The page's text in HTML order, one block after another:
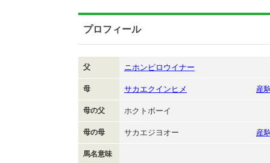
プロフィール
父 ニホンピロウイナー
母 サカエクインヒメ 産
母の父 ホクトボーイ
母の母 サカエジヨオー 産
馬名意味